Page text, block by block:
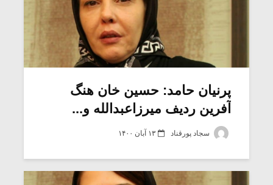
پرنیان حامد: حسین خان هنگ
آفرین ردیف میرزاعبدالله و...
سجاد پورقناد ۱۳ آبان ۱۴۰۰
بدنام ترین باش